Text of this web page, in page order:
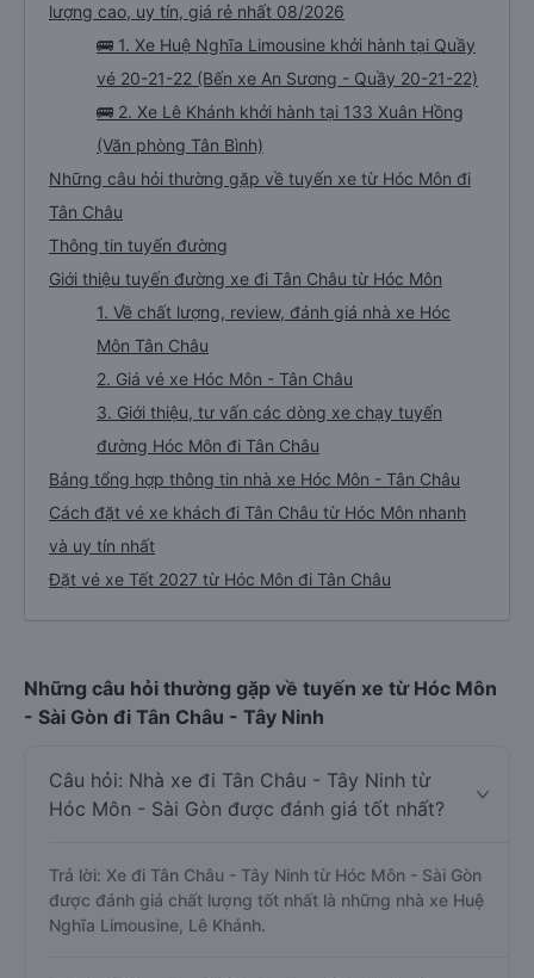
lượng cao, uy tín, giá rẻ nhất 08/2026
🚌 1. Xe Huệ Nghĩa Limousine khởi hành tại Quầy
vé 20-21-22 (Bến xe An Sương - Quầy 20-21-22)
🚌 2. Xe Lê Khánh khởi hành tại 133 Xuân Hồng
(Văn phòng Tân Bình)
Những câu hỏi thường gặp về tuyến xe từ Hóc Môn đi
Tân Châu
Thông tin tuyến đường
Giới thiệu tuyến đường xe đi Tân Châu từ Hóc Môn
1. Về chất lượng, review, đánh giá nhà xe Hóc
Môn Tân Châu
2. Giá vé xe Hóc Môn - Tân Châu
3. Giới thiệu, tư vấn các dòng xe chạy tuyến
đường Hóc Môn đi Tân Châu
Bảng tổng hợp thông tin nhà xe Hóc Môn - Tân Châu
Cách đặt vé xe khách đi Tân Châu từ Hóc Môn nhanh
và uy tín nhất
Đặt vé xe Tết 2027 từ Hóc Môn đi Tân Châu
Những câu hỏi thường gặp về tuyến xe từ Hóc Môn
- Sài Gòn đi Tân Châu - Tây Ninh
Câu hỏi: Nhà xe đi Tân Châu - Tây Ninh từ
Hóc Môn - Sài Gòn được đánh giá tốt nhất?
Trả lời: Xe đi Tân Châu - Tây Ninh từ Hóc Môn - Sài Gòn
được đánh giá chất lượng tốt nhất là những nhà xe Huệ
Nghĩa Limousine, Lê Khánh.